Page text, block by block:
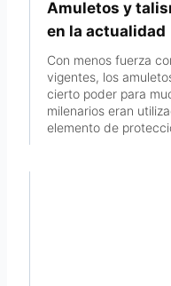
Amuletos y
en la actualidad
Con menos fuerza
vigentes, los
cierto poder para
milenarios eran
elemento de